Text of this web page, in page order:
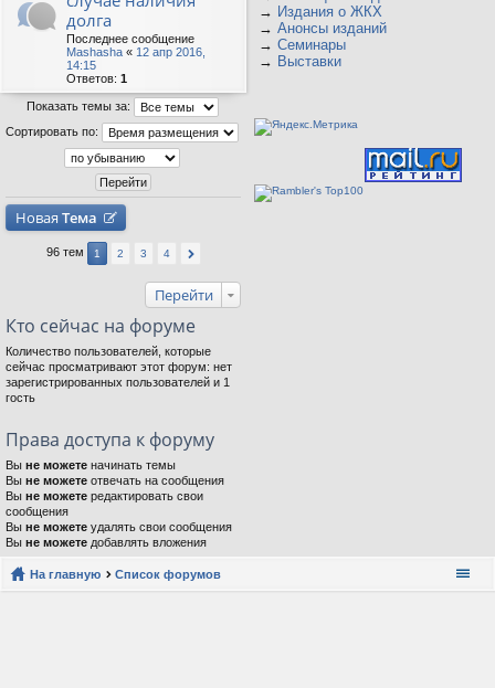
долга
Последнее сообщение
Mashasha « 12 апр 2016,
14:15
Ответов: 1
Показать темы за:
Сортировать по:
Новая Тема
96 тем 1 2 3 4
Перейти
Кто сейчас на форуме
Количество пользователей, которые
сейчас просматривают этот форум: нет
зарегистрированных пользователей и 1
гость
Права доступа к форуму
Вы не можете начинать темы
Вы не можете отвечать на сообщения
Вы не можете редактировать свои
сообщения
Вы не можете удалять свои сообщения
Вы не можете добавлять вложения
→ Издания о ЖКХ
→ Анонсы изданий
→ Семинары
→ Выставки
На главную Список форумов